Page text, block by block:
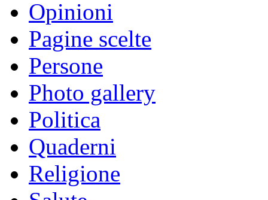
Opinioni
Pagine scelte
Persone
Photo gallery
Politica
Quaderni
Religione